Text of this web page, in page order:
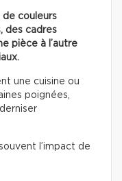
couleurs
des cadres
pièce à l’autre
une cuisine ou
poignées,
l’impact de